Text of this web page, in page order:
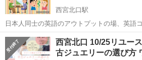
西宮北口駅
日本人同士の英語のアウトプットの場、英語
と思います♪ ※開催日は未定！ジモティーの仕様上設定しています！
<コンセプト> 日本語を混ぜてもOKだし、日
軽にお友だちを作りに行く...
兵庫 西宮市 西宮北口駅 ワークシ
西宮北口 10/25リユー
古ジュエリーの選び方